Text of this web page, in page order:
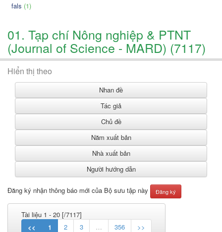
fals (1)
01. Tạp chí Nông nghiệp & PTNT
(Journal of Science - MARD) (7117)
Hiển thị theo
Đăng ký nhận thông báo mới của Bộ sưu tập này
Tài liệu 1 - 20 [/7117]
<<
1 2 3 … 356 >>